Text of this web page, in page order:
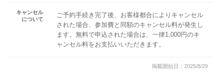
キャンセル
について
ご予約手続き完了後、お客様都合によりキャンセル
された場合、参加費と同額のキャンセル料が発生し
ます。無料で申込された場合は、一律1,000円のキ
ャンセル料をお支払いいただきます。
掲載開始日：2025/8/29